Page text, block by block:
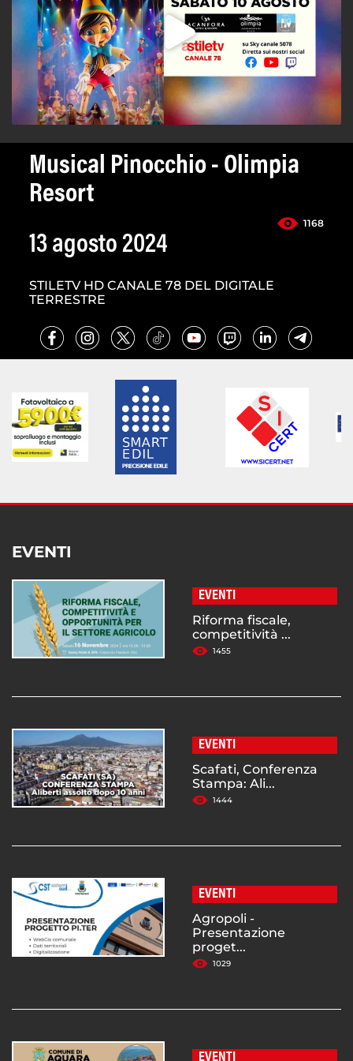
Musical Pinocchio - Olimpia
Resort
1168
13 agosto 2024
STILETV HD CANALE 78 DEL DIGITALE
TERRESTRE
EVENTI
EVENTI
Riforma fiscale,
competitività ...
1455
EVENTI
Scafati, Conferenza
Stampa: Ali...
1444
EVENTI
Agropoli -
Presentazione
proget...
1029
EVENTI